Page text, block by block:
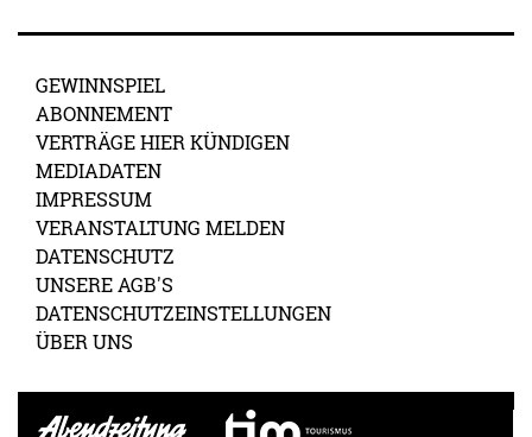
GEWINNSPIEL
ABONNEMENT
VERTRÄGE HIER KÜNDIGEN
MEDIADATEN
IMPRESSUM
VERANSTALTUNG MELDEN
DATENSCHUTZ
UNSERE AGB'S
DATENSCHUTZEINSTELLUNGEN
ÜBER UNS